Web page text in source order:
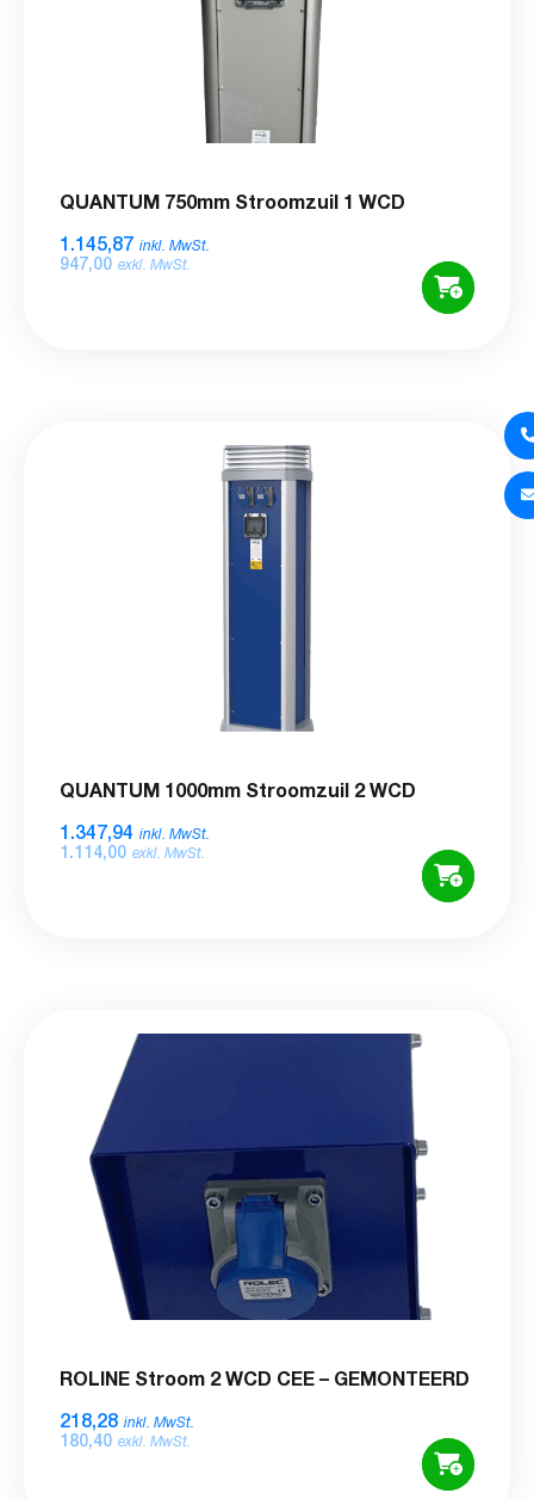
QUANTUM 750mm Stroomzuil 1 WCD
1.145,87 inkl. MwSt.
947,00 exkl. MwSt.
QUANTUM 1000mm Stroomzuil 2 WCD
1.347,94 inkl. MwSt.
1.114,00 exkl. MwSt.
ROLINE Stroom 2 WCD CEE – GEMONTEERD
218,28 inkl. MwSt.
180,40 exkl. MwSt.